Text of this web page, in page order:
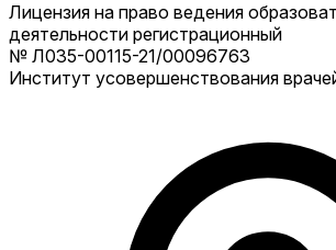
Лицензия на право ведения
деятельности регистрационный
№ Л035-00115-21/00096763
Институт усовершенствования